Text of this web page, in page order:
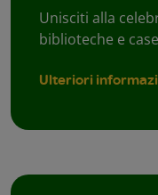
Unisciti alla
biblioteche e
Ulteriori